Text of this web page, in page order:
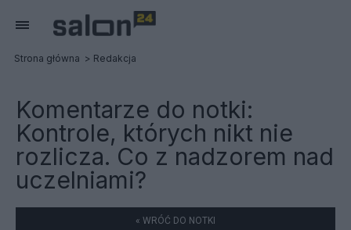
Strona główna Redakcja
Komentarze do notki:
Kontrole, których nikt nie
rozlicza. Co z nadzorem nad
uczelniami?
« WRÓĆ DO NOTKI